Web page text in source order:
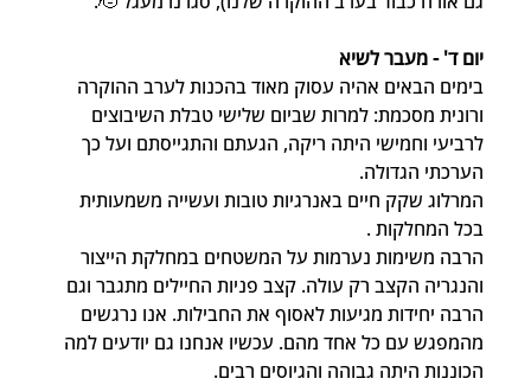
יום ד' - מעבר לשיא
בימים הבאים אהיה עסוק מאוד בהכנות לערב ההוקרה
ורונית מסכמת: למרות שביום שלישי טבלת השיבוצים
לרביעי וחמישי היתה ריקה, הגעתם והתגייסתם ועל כך
הערכתי הגדולה.
המרלוג שקק חיים באנרגיות טובות ועשייה משמעותית
בכל המחלקות .
הרבה משימות נערמות על המשטחים במחלקת הייצור
והנגריה הקצב רק עולה. קצב פניות החיילים מתגבר וגם
הרבה יחידות מגיעות לאסוף את החבילות. אנו נרגשים
מהמפגש עם כל אחד מהם. עכשיו אנחנו גם יודעים למה
הכוננות היתה גבוהה והגיוסים רבים.